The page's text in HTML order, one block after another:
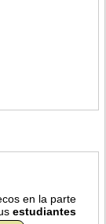
en la parte
estudiantes